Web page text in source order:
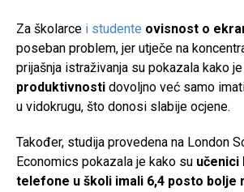
Za školarce i studente ovisnost o
poseban problem, jer utječe na
prijašnja istraživanja su pokazala kako
produktivnosti dovoljno već samo
u vidokrugu, što donosi slabije ocjene.
Također, studija provedena na London
Economics pokazala je kako su
telefone u školi imali 6,4 posto bolje